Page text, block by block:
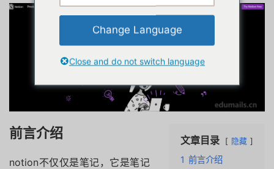
文章目录 隐藏
1 前言介绍
前言介绍
notion不仅仅是笔记，它是笔记
Change Language
Close and do not switch language